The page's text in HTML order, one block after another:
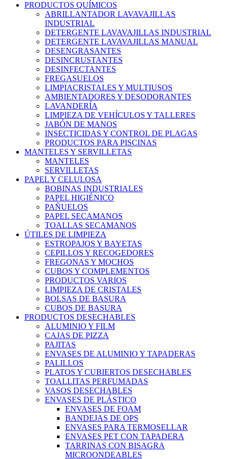
PRODUCTOS QUÍMICOS
ABRILLANTADOR LAVAVAJILLAS
INDUSTRIAL
DETERGENTE LAVAVAJILLAS INDUSTRIAL
DETERGENTE LAVAVAJILLAS MANUAL
DESENGRASANTES
DESINCRUSTANTES
DESINFECTANTES
FREGASUELOS
LIMPIACRISTALES Y MULTIUSOS
AMBIENTADORES Y DESODORANTES
LAVANDERÍA
LIMPIEZA DE VEHÍCULOS Y TALLERES
JABÓN DE MANOS
INSECTICIDAS Y CONTROL DE PLAGAS
PRODUCTOS PARA PISCINAS
MANTELES Y SERVILLETAS
MANTELES
SERVILLETAS
PAPEL Y CELULOSA
BOBINAS INDUSTRIALES
PAPEL HIGIÉNICO
PAÑUELOS
PAPEL SECAMANOS
TOALLAS SECAMANOS
ÚTILES DE LIMPIEZA
ESTROPAJOS Y BAYETAS
CEPILLOS Y RECOGEDORES
FREGONAS Y MOCHOS
CUBOS Y COMPLEMENTOS
PRODUCTOS VARIOS
LIMPIEZA DE CRISTALES
BOLSAS DE BASURA
CUBOS DE BASURA
PRODUCTOS DESECHABLES
ALUMINIO Y FILM
CAJAS DE PIZZA
PAJITAS
ENVASES DE ALUMINIO Y TAPADERAS
PALILLOS
PLATOS Y CUBIERTOS DESECHABLES
TOALLITAS PERFUMADAS
VASOS DESECHABLES
ENVASES DE PLÁSTICO
ENVASES DE FOAM
BANDEJAS DE OPS
ENVASES PARA TERMOSELLAR
ENVASES PET CON TAPADERA
TARRINAS CON BISAGRA
MICROONDEABLES